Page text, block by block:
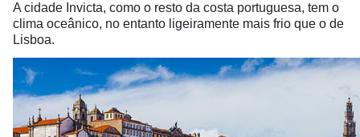
A cidade Invicta, como o resto da costa portuguesa, tem o
clima oceânico, no entanto ligeiramente mais frio que o de
Lisboa.